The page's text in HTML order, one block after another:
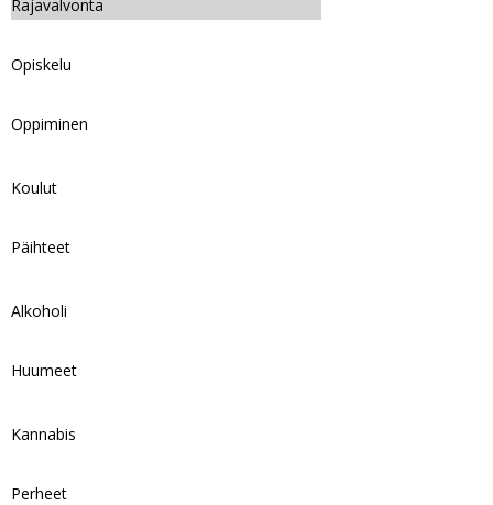
Rajavalvonta
Opiskelu
Oppiminen
Koulut
Päihteet
Alkoholi
Huumeet
Kannabis
Perheet